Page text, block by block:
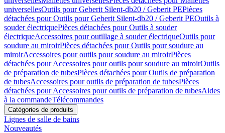
universellesOutils pour Geberit Silent-db20 / Geberit PEPièces
détachées pour Outils pour Geberit Silent-db20 / Geberit PEOutils à
souder électriquePièces détachées pour Outils à souder
électriqueAccessoires pour outillage à souder électriqueOutils pour
soudure au miroirPièces détachées pour Outils pour soudure au
miroirAccessoires pour outils pour soudure au miroirPièces
détachées pour Accessoires pour outils pour soudure au miroirOutils
de préparation de tubesPièces détachées pour Outils de préparation
de tubesAccessoires pour outils de préparation de tubesPièces
détachées pour Accessoires pour outils de préparation de tubesAides
à la commandeTélécommandes
Catégories de produits
Lignes de salle de bains
Nouveautés